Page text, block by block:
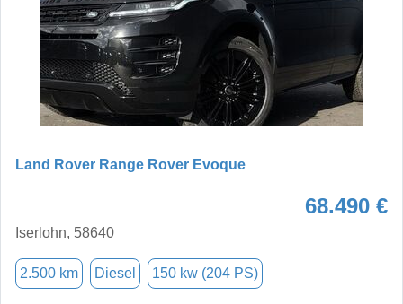
Land Rover Range Rover Evoque
68.490 €
Iserlohn, 58640
2.500 km Diesel 150 kw (204 PS)